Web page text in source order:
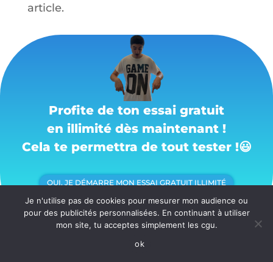
article.
Profite de ton essai gratuit
en illimité dès maintenant !
Cela te permettra de tout tester !😃
OUI, JE DÉMARRE MON ESSAI GRATUIT ILLIMITÉ
Je n'utilise pas de cookies pour mesurer mon audience ou
pour des publicités personnalisées. En continuant à utiliser
mon site, tu acceptes simplement les cgu.
ok